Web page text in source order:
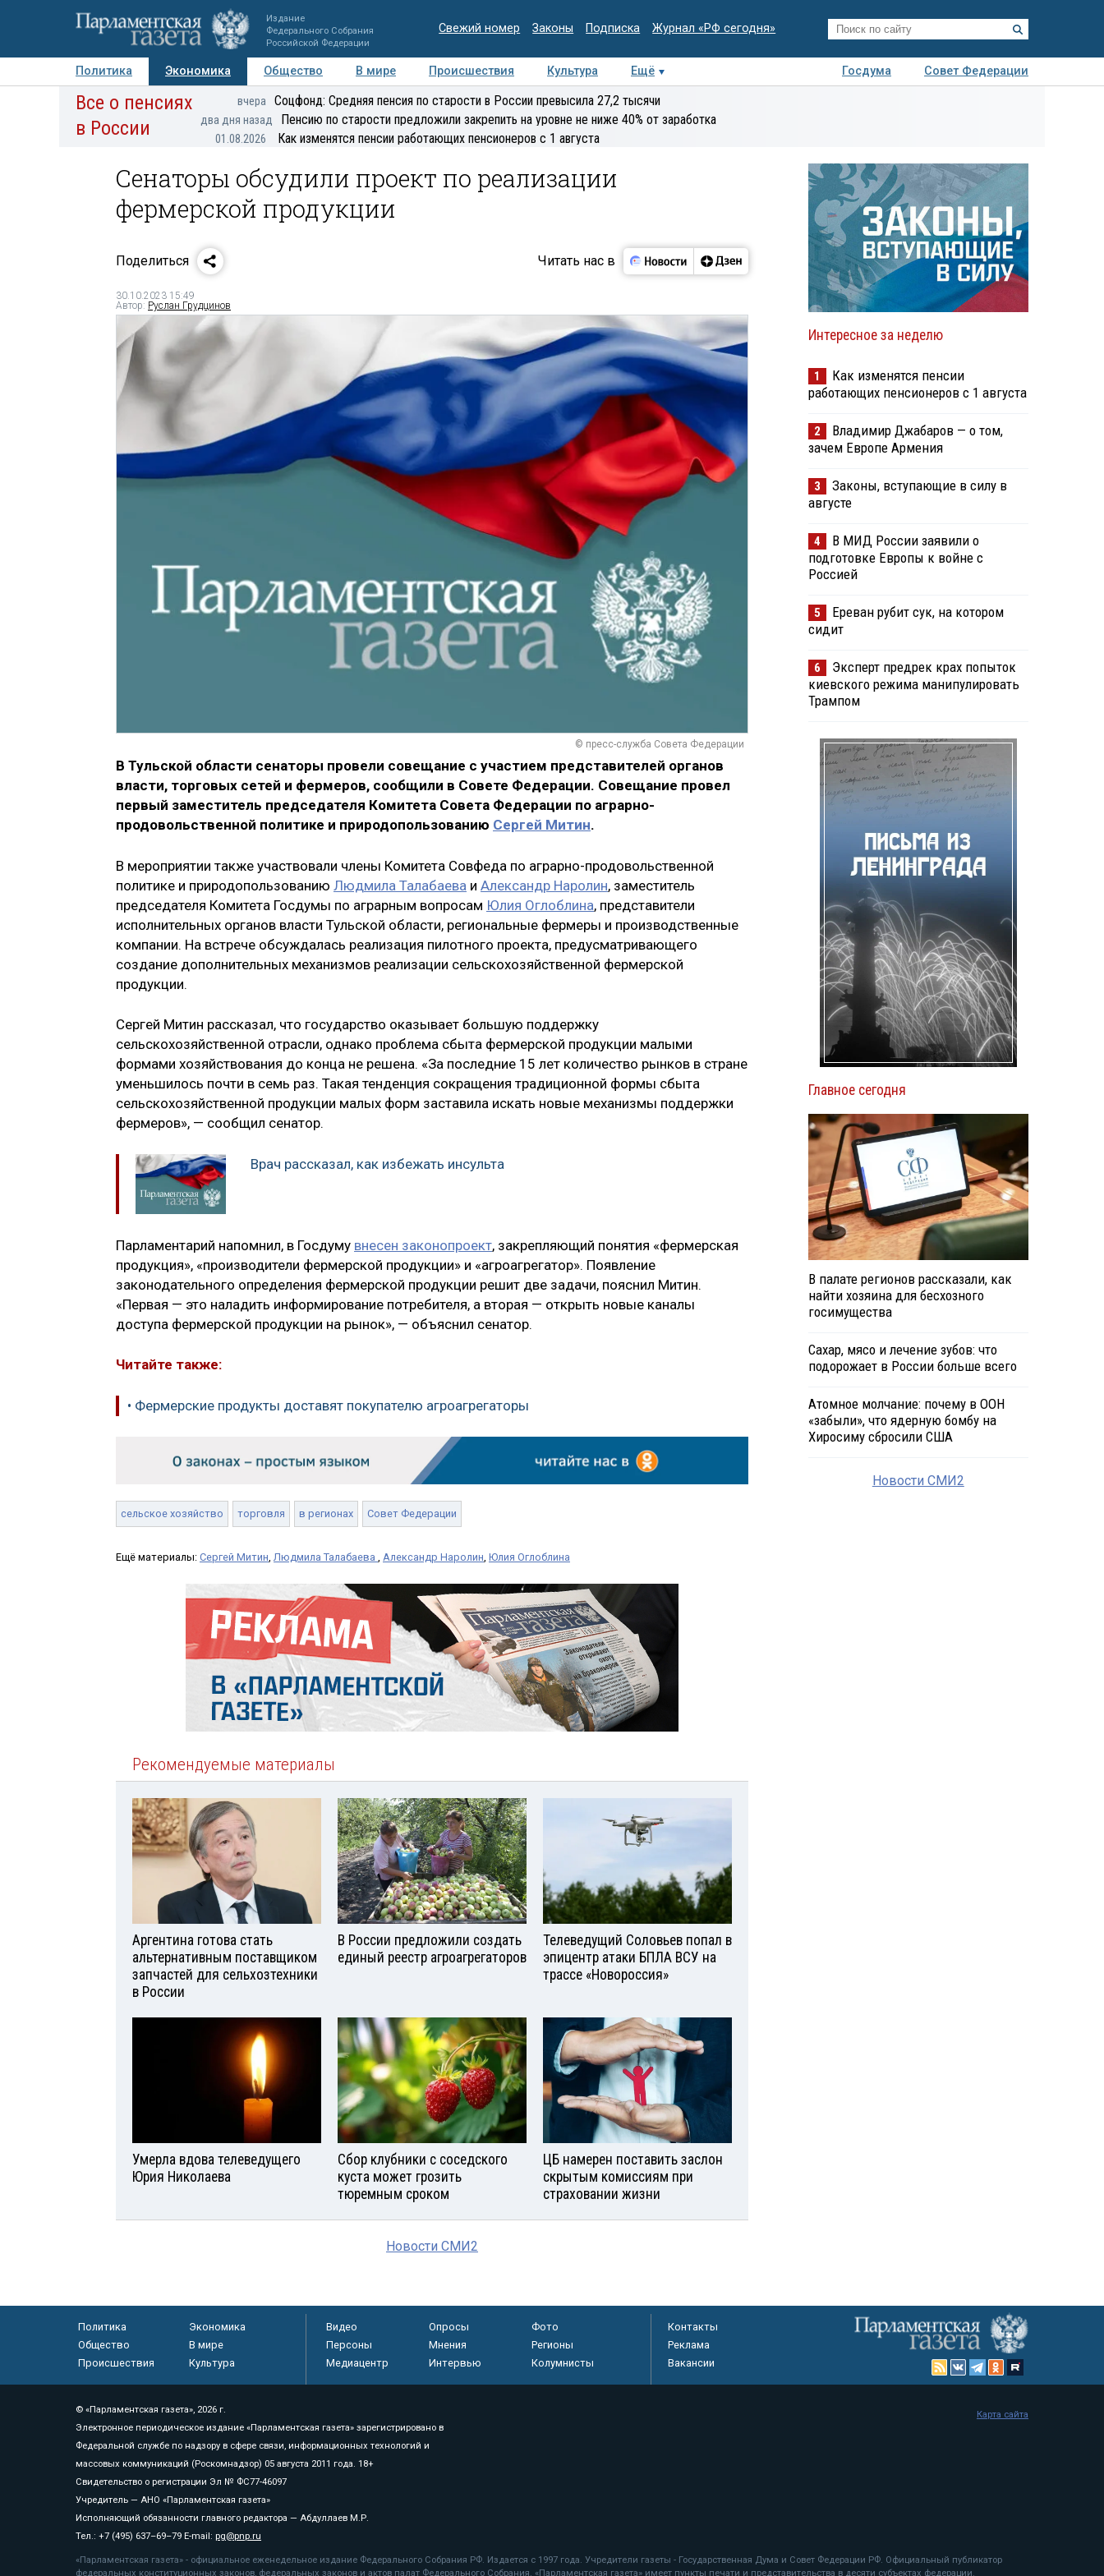
Издание
Федерального Собрания
Российской Федерации
Свежий номер Законы Подписка Журнал «РФ сегодня»
Политика Экономика Общество В мире Происшествия Культура Ещё Госдума
Совет Федерации
Авторы Персоны Мнения Регионы Медиацентр Интервью Колумнисты
экспертиза
Все о пенсиях
в России
вчера Соцфонд: Средняя пенсия по старости в России превысила 27,2 тысячи
два дня назад Пенсию по старости предложили закрепить на уровне не ниже 40% от заработка
01.08.2026 Как изменятся пенсии работающих пенсионеров с 1 августа
Сенаторы обсудили проект по реализации
фермерской продукции
Поделиться Читать нас в
30.10.2023 15:49
Автор: Руслан Грудцинов
© пресс-служба Совета Федерации
В Тульской области сенаторы провели совещание с участием представителей органов
власти, торговых сетей и фермеров, сообщили в Совете Федерации. Совещание провел
первый заместитель председателя Комитета Совета Федерации по аграрно-
продовольственной политике и природопользованию Сергей Митин.
В мероприятии также участвовали члены Комитета Совфеда по аграрно-продовольственной
политике и природопользованию Людмила Талабаева и Александр Наролин, заместитель
председателя Комитета Госдумы по аграрным вопросам Юлия Оглоблина, представители
исполнительных органов власти Тульской области, региональные фермеры и производственные
компании. На встрече обсуждалась реализация пилотного проекта, предусматривающего
создание дополнительных механизмов реализации сельскохозяйственной фермерской
продукции.
Сергей Митин рассказал, что государство оказывает большую поддержку
сельскохозяйственной отрасли, однако проблема сбыта фермерской продукции малыми
формами хозяйствования до конца не решена. «За последние 15 лет количество рынков в стране
уменьшилось почти в семь раз. Такая тенденция сокращения традиционной формы сбыта
сельскохозяйственной продукции малых форм заставила искать новые механизмы поддержки
фермеров», — сообщил сенатор.
Врач рассказал, как избежать инсульта
Парламентарий напомнил, в Госдуму внесен законопроект, закрепляющий понятия «фермерская
продукция», «производители фермерской продукции» и «агроагрегатор». Появление
законодательного определения фермерской продукции решит две задачи, пояснил Митин.
«Первая — это наладить информирование потребителя, а вторая — открыть новые каналы
доступа фермерской продукции на рынок», — объяснил сенатор.
Читайте также:
• Фермерские продукты доставят покупателю агроагрегаторы
сельское хозяйство торговля в регионах Совет Федерации
Ещё материалы: Сергей Митин, Людмила Талабаева , Александр Наролин, Юлия Оглоблина
Рекомендуемые материалы
Аргентина готова стать
альтернативным поставщиком
запчастей для сельхозтехники
в России
В России предложили создать
единый реестр агроагрегаторов
Телеведущий Соловьев попал в
эпицентр атаки БПЛА ВСУ на
трассе «Новороссия»
Умерла вдова телеведущего
Юрия Николаева
Сбор клубники с соседского
куста может грозить
тюремным сроком
ЦБ намерен поставить заслон
скрытым комиссиям при
страховании жизни
Новости СМИ2
Интересное за неделю
1
Как изменятся пенсии
работающих пенсионеров с 1 августа
2
Владимир Джабаров — о том,
зачем Европе Армения
3
Законы, вступающие в силу в
августе
4
В МИД России заявили о
подготовке Европы к войне с
Россией
5
Ереван рубит сук, на котором
сидит
6
Эксперт предрек крах попыток
киевского режима манипулировать
Трампом
Главное сегодня
В палате регионов рассказали, как
найти хозяина для бесхозного
госимущества
Сахар, мясо и лечение зубов: что
подорожает в России больше всего
Атомное молчание: почему в ООН
«забыли», что ядерную бомбу на
Хиросиму сбросили США
Новости СМИ2
Политика
Экономика
Общество
В мире
Происшествия
Культура
Видео Опросы
Фото
Персоны
Мнения
Регионы
Медиацентр
Интервью Колумнисты
Контакты
Реклама
Вакансии
© «Парламентская газета», 2026 г.
Электронное периодическое издание «Парламентская газета» зарегистрировано в
Федеральной службе по надзору в сфере связи, информационных технологий и
массовых коммуникаций (Роскомнадзор) 05 августа 2011 года. 18+
Свидетельство о регистрации Эл № ФС77-46097
Учредитель — АНО «Парламентская газета»
Исполняющий обязанности главного редактора — Абдуллаев М.Р.
Тел.: +7 (495) 637–69–79 E-mail: pg@pnp.ru
«Парламентская газета» - официальное еженедельное издание Федерального Собрания РФ. Издается с 1997 года. Учредители газеты - Государственная Дума и Совет Федерации РФ. Официальный публикатор
федеральных конституционных законов, федеральных законов и актов палат Федерального Собрания. «Парламентская газета» имеет пункты печати и представительства в десяти субъектах федерации.
Карта сайта